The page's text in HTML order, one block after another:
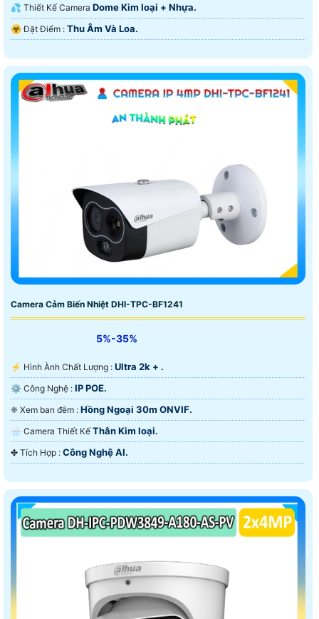
💦 Thiết Kế Camera Dome Kim loại + Nhựa.
️☣️ Đặt Điểm : Thu Âm Và Loa.
Camera Cảm Biến Nhiệt DHI-TPC-BF1241
5%-35%
️⚡ Hình Ành Chất Lượng : Ultra 2k + .
⚙ Công Nghệ : IP POE.
❈ Xem ban đêm : Hồng Ngoại 30m ONVIF.
🌧️ Camera Thiết Kế Thân Kim loại.
️✤ Tích Hợp : Công Nghệ AI.